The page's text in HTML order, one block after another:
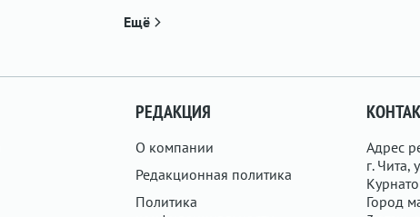
Ещё
РЕДАКЦИЯ
О компании
Редакционная политика
Политика
Адрес
г. Чита,
Город